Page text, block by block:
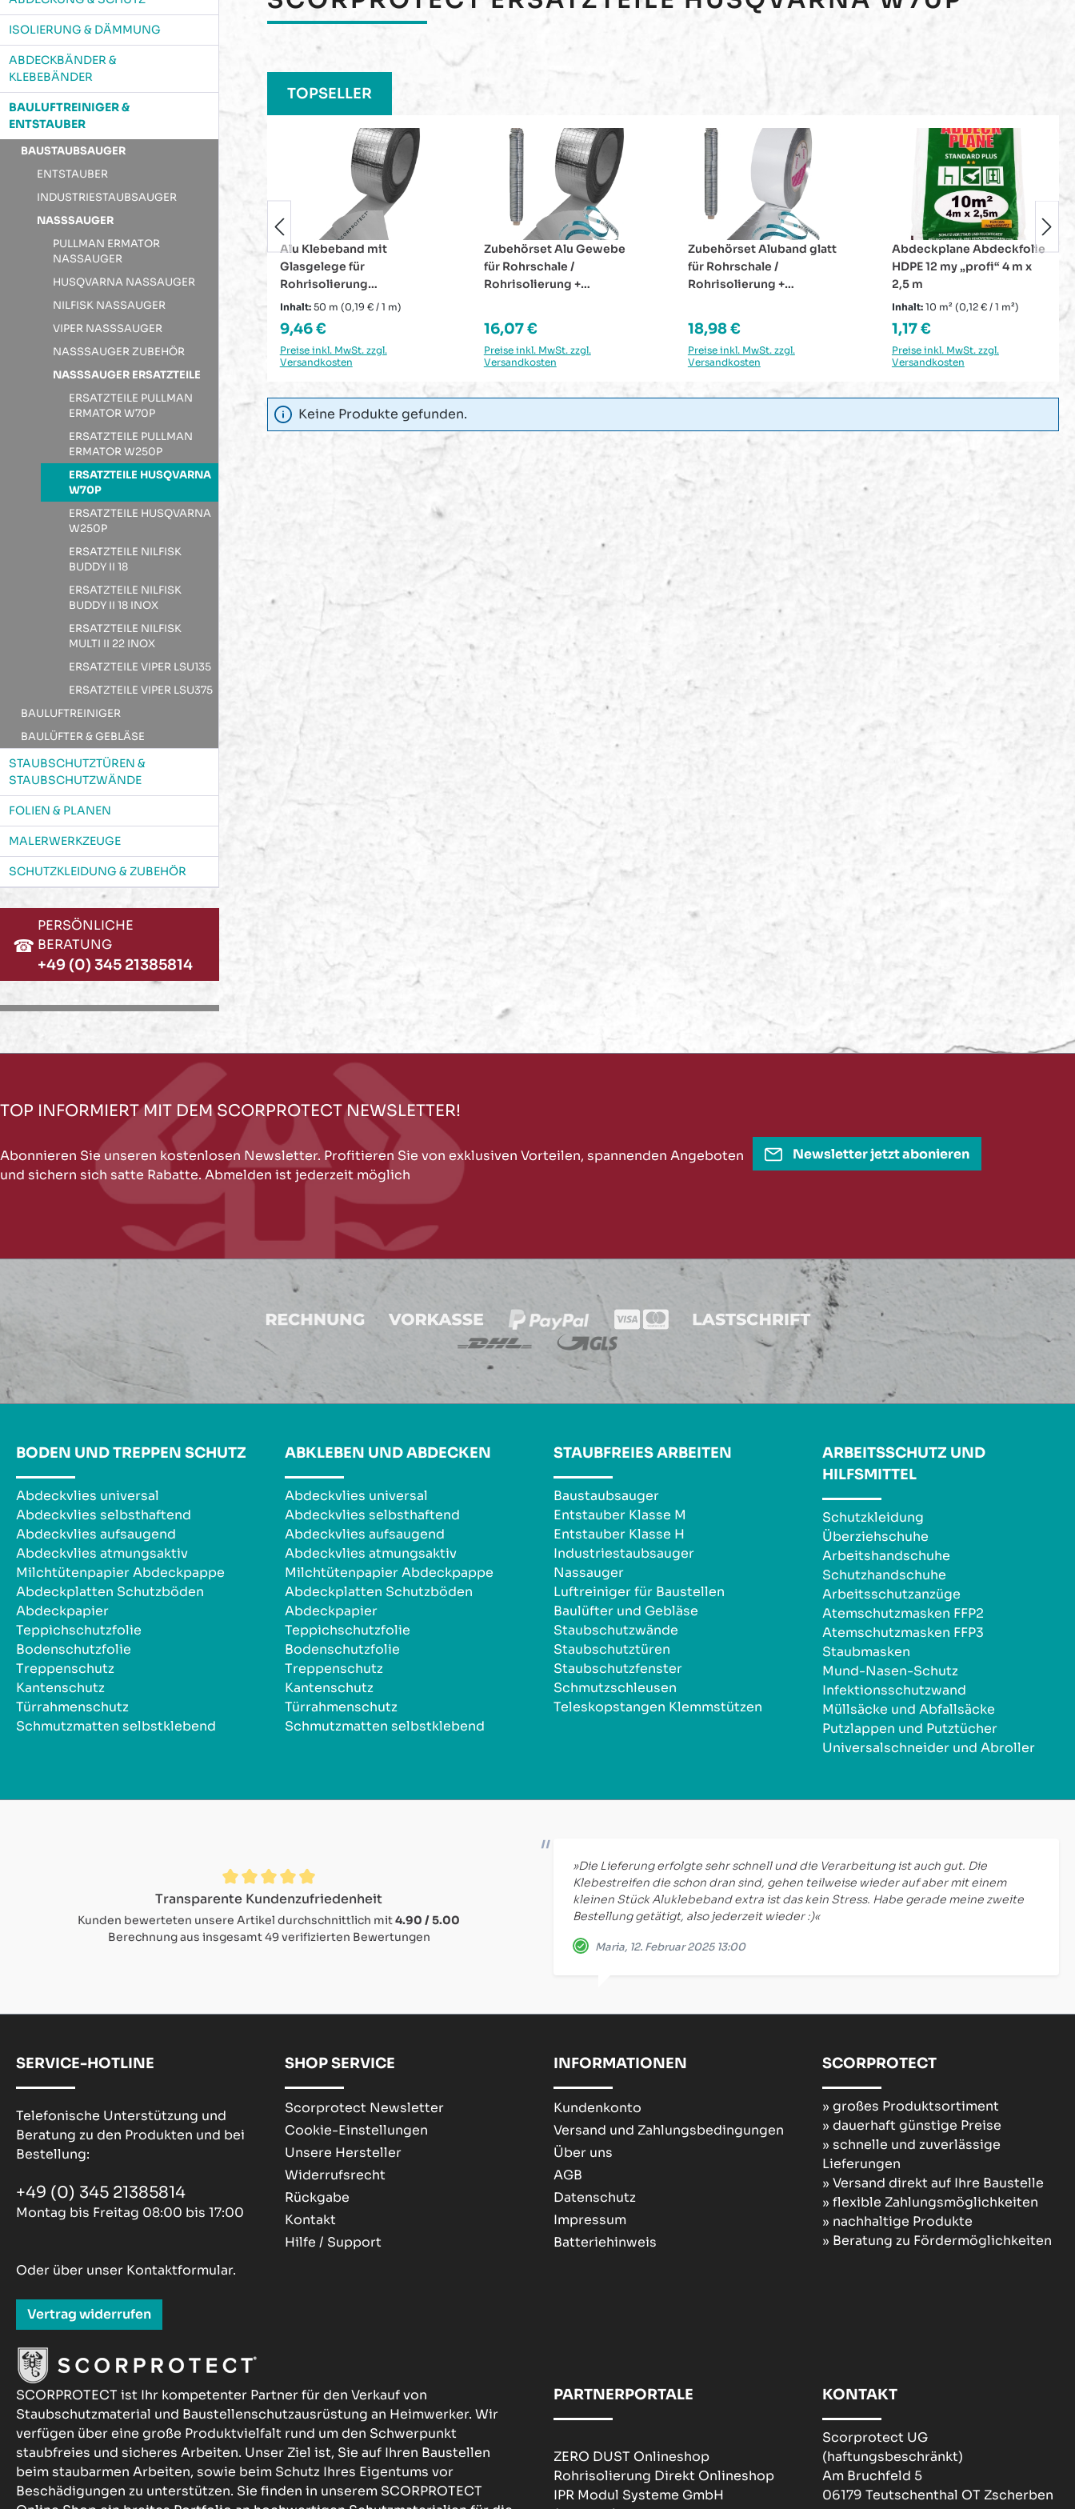
ISOLIERUNG & DÄMMUNG
ABDECKBÄNDER &
KLEBEBÄNDER
BAULUFTREINIGER &
ENTSTAUBER
BAUSTAUBSAUGER
ENTSTAUBER
INDUSTRIESTAUBSAUGER
NASSSAUGER
PULLMAN ERMATOR
NASSAUGER
HUSQVARNA NASSAUGER
NILFISK NASSAUGER
VIPER NASSSAUGER
NASSSAUGER ZUBEHÖR
NASSSAUGER ERSATZTEILE
ERSATZTEILE PULLMAN
ERMATOR W70P
ERSATZTEILE PULLMAN
ERMATOR W250P
ERSATZTEILE HUSQVARNA
W70P
ERSATZTEILE HUSQVARNA
W250P
ERSATZTEILE NILFISK
BUDDY II 18
ERSATZTEILE NILFISK
BUDDY II 18 INOX
ERSATZTEILE NILFISK
MULTI II 22 INOX
ERSATZTEILE VIPER LSU135
ERSATZTEILE VIPER LSU375
BAULUFTREINIGER
BAULÜFTER & GEBLÄSE
STAUBSCHUTZTÜREN &
STAUBSCHUTZWÄNDE
FOLIEN & PLANEN
MALERWERKZEUGE
SCHUTZKLEIDUNG & ZUBEHÖR
☎
PERSÖNLICHE
BERATUNG
+49 (0) 345 21385814
TOPSELLER
Alu Klebeband mit
Glasgelege für
Rohrisolierung
Lamellenmatten
Inhalt:50 m(0,19 € / 1 m)
Regulärer Preis:
9,46 €
Preise inkl. MwSt. zzgl.
Zubehörset Alu Gewebe
für Rohrschale /
Rohrisolierung +
Schlüsselband
Regulärer Preis:
16,07 €
Preise inkl. MwSt. zzgl.
Versandkosten
Zubehörset Aluband glatt
für Rohrschale /
Rohrisolierung +
Regulärer Preis:
18,98 €
Preise inkl. MwSt. zzgl.
Versandkosten
Abdeckplane Abdeckfolie
HDPE 12 my „profi“ 4 m x
2,5 m
Regulärer Preis:
1,17 €
Preise inkl. MwSt. zzgl.
Versandkosten
PVC Isolierbogen mit
weicher Melamin
Dämmeinlage 90 Grad
hellgrau
Regulärer Preis:
Ab2,18 €
Preise inkl. MwSt. zzgl.
Versandkosten
Keine Produkte gefunden.
TOP INFORMIERT MIT DEM SCORPROTECT NEWSLETTER!
Abonnieren Sie unseren kostenlosen Newsletter. Profitieren Sie von exklusiven Vorteilen, spannenden Angeboten
und sichern sich satte Rabatte. Abmelden ist jederzeit möglich
Newsletter jetzt abonieren
BODEN UND TREPPEN SCHUTZ
Abdeckvlies universal
Abdeckvlies selbsthaftend
Abdeckvlies aufsaugend
Abdeckvlies atmungsaktiv
Milchtütenpapier Abdeckpappe
Abdeckplatten Schutzböden
Abdeckpapier
Teppichschutzfolie
Bodenschutzfolie
Treppenschutz
Kantenschutz
Türrahmenschutz
Schmutzmatten selbstklebend
ABKLEBEN UND ABDECKEN
Abdeckvlies universal
Abdeckvlies selbsthaftend
Abdeckvlies aufsaugend
Abdeckvlies atmungsaktiv
Milchtütenpapier Abdeckpappe
Abdeckplatten Schutzböden
Abdeckpapier
Teppichschutzfolie
Bodenschutzfolie
Treppenschutz
Kantenschutz
Türrahmenschutz
Schmutzmatten selbstklebend
STAUBFREIES ARBEITEN
Baustaubsauger
Entstauber Klasse M
Entstauber Klasse H
Industriestaubsauger
Nassauger
Luftreiniger für Baustellen
Baulüfter und Gebläse
Staubschutzwände
Staubschutztüren
Staubschutzfenster
Schmutzschleusen
Teleskopstangen Klemmstützen
ARBEITSSCHUTZ UND
HILFSMITTEL
Schutzkleidung
Überziehschuhe
Arbeitshandschuhe
Schutzhandschuhe
Arbeitsschutzanzüge
Atemschutzmasken FFP2
Atemschutzmasken FFP3
Staubmasken
Mund-Nasen-Schutz
Infektionsschutzwand
Müllsäcke und Abfallsäcke
Putzlappen und Putztücher
Universalschneider und Abroller
Durchschnittliche Bewertung von 4.9 von 5 Sternen
Transparente Kundenzufriedenheit
Kunden bewerteten unsere Artikel durchschnittlich mit4.90 / 5.00
Berechnung aus insgesamt 49 verifizierten Bewertungen
»Die Lieferung erfolgte sehr schnell und die Verarbeitung ist auch gut. Die
Klebestreifen die schon dran sind, gehen teilweise wieder auf aber mit einem
kleinen Stück Aluklebeband extra ist das kein Stress. Habe gerade meine zweite
Bestellung getätigt, also jederzeit wieder :)«
Maria, 12. Februar 2025 13:00
SERVICE-HOTLINE
Telefonische Unterstützung und
Beratung zu den Produkten und bei
Bestellung:
+49 (0) 345 21385814
Montag bis Freitag 08:00 bis 17:00
Oder über unser Kontaktformular.
Vertrag widerrufen
SHOP SERVICE
Scorprotect Newsletter
Cookie-Einstellungen
Unsere Hersteller
Widerrufsrecht
Rückgabe
Kontakt
Hilfe / Support
INFORMATIONEN
Kundenkonto
Versand und Zahlungsbedingungen
Über uns
AGB
Datenschutz
Impressum
Batteriehinweis
SCORPROTECT
» großes Produktsortiment
» dauerhaft günstige Preise
» schnelle und zuverlässige
Lieferungen
» Versand direkt auf Ihre Baustelle
» flexible Zahlungsmöglichkeiten
» nachhaltige Produkte
» Beratung zu Fördermöglichkeiten
SCORPROTECT ist Ihr kompetenter Partner für den Verkauf von
Staubschutzmaterial und Baustellenschutzausrüstung an Heimwerker. Wir
verfügen über eine große Produktvielfalt rund um den Schwerpunkt
staubfreies und sicheres Arbeiten. Unser Ziel ist, Sie auf Ihren Baustellen
beim staubarmen Arbeiten, sowie beim Schutz Ihres Eigentums vor
Beschädigungen zu unterstützen. Sie finden in unserem SCORPROTECT
PARTNERPORTALE
ZERO DUST Onlineshop
Rohrisolierung Direkt Onlineshop
IPR Modul Systeme GmbH
KONTAKT
Scorprotect UG
(haftungsbeschränkt)
Am Bruchfeld 5
06179 Teutschenthal OT Zscherben